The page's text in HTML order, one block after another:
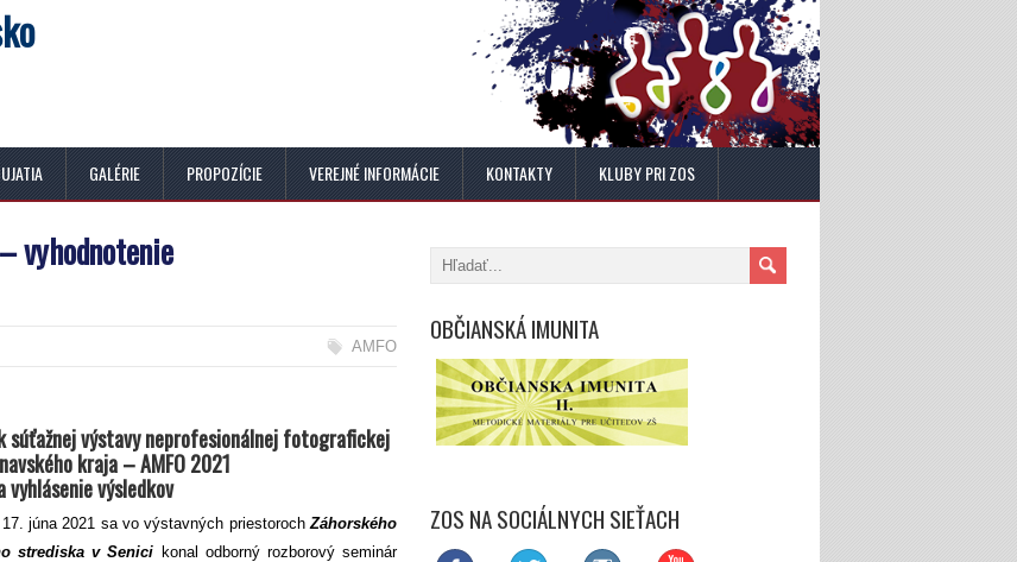
GALÉRIE PROPOZÍCIE VEREJNÉ INFORMÁCIE KONTAKTY KLUBY PRI ZOS
vyhodnotenie
AMFO
súťažnej výstavy neprofesionálnej fotografickej
kraja – AMFO 2021
vyhlásenie výsledkov
júna 2021 sa vo výstavných priestorochZáhorského
strediska v Senici konal odborný rozborový seminár
OBČIANSKÁ IMUNITA
ZOS NA SOCIÁLNYCH SIEŤACH